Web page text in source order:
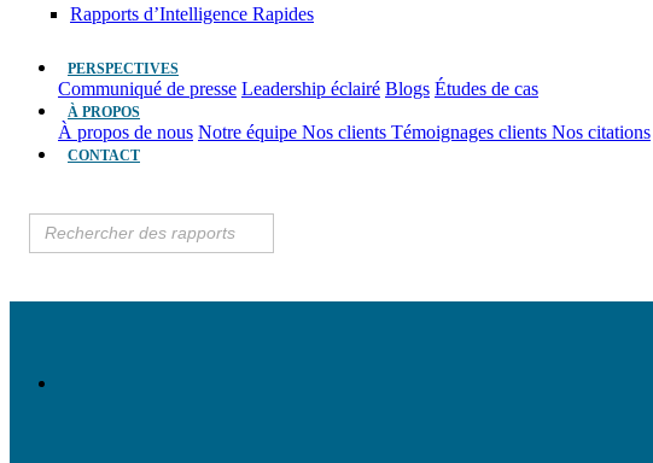
Rapports d’Intelligence Rapides
PERSPECTIVES
Communiqué de presse Leadership éclairé Blogs Études de cas
À PROPOS
À propos de nous Notre équipe Nos clients Témoignages clients Nos citations
CONTACT